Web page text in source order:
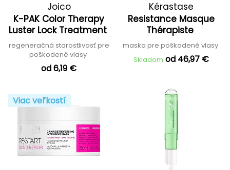
Joico
K-PAK Color Therapy
Luster Lock Treatment
regeneračná starostlivosť pre
poškodené vlasy
od 6,19 €
Kérastase
Resistance Masque
Thérapiste
maska pre poškodené vlasy
Skladom od 46,97 €
Viac veľkostí